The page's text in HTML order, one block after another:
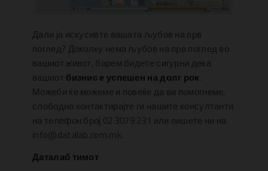
Дали ја искусивте вашата љубов на прв
поглед? Доколку нема љубов на прв поглед во
вашиот живот, барем бидете сигурни дека
вашиот бизнис е успешен на долг рок.
Можеби ќе можеме и повеќе да ви помогнеме,
слободно контактирајте ги нашите консултанти
на телефон број 02 3079 231 или пишете ни на
info@datalab.com.mk.
Даталаб тимот